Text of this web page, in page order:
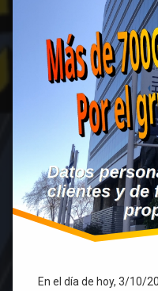
En el día de hoy, 3/10/